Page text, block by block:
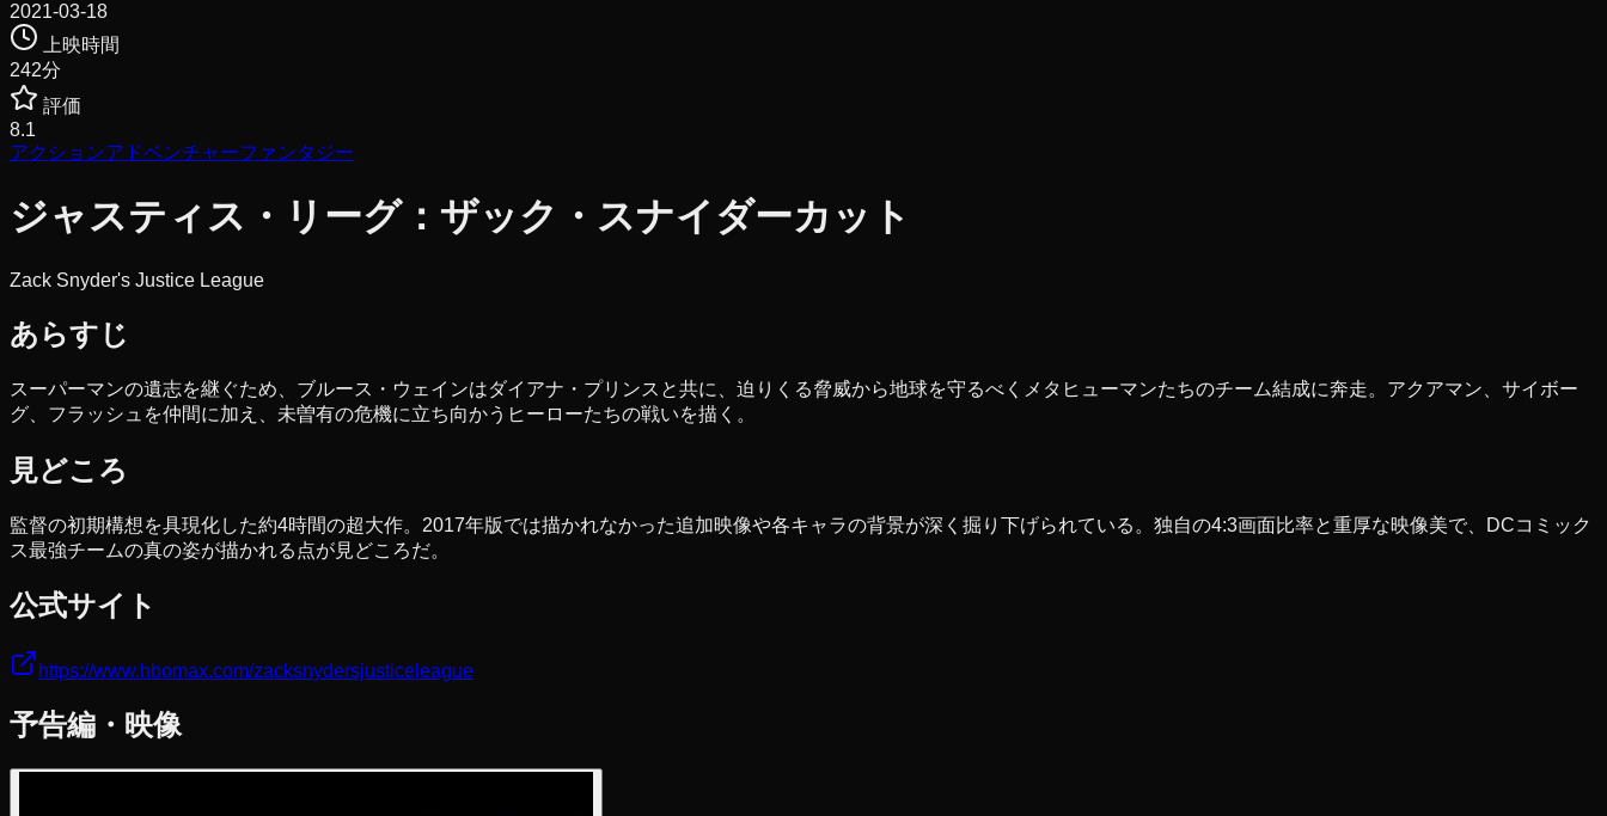
2021-03-18
上映時間
242分
評価
8.1
アクションアドベンチャーファンタジー
ジャスティス・リーグ：ザック・スナイダーカット
Zack Snyder's Justice League
あらすじ
スーパーマンの遺志を継ぐため、ブルース・ウェインはダイアナ・プリンスと共に、迫りくる脅威から地球を守るべくメタヒューマンたちのチーム結成に奔走。アクアマン、サイボー
グ、フラッシュを仲間に加え、未曽有の危機に立ち向かうヒーローたちの戦いを描く。
見どころ
監督の初期構想を具現化した約4時間の超大作。2017年版では描かれなかった追加映像や各キャラの背景が深く掘り下げられている。独自の4:3画面比率と重厚な映像美で、DCコミック
ス最強チームの真の姿が描かれる点が見どころだ。
公式サイト
https://www.hbomax.com/zacksnydersjusticeleague
予告編・映像